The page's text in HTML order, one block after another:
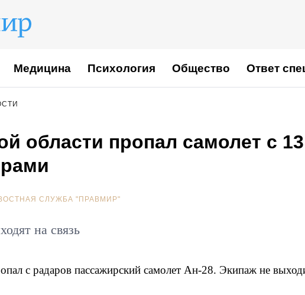
Медицина Психология Общество Ответ
области пропал самолет с 13
СЛУЖБА "ПРАВМИР"
на связь
с радаров пассажирский самолет Ан-28. Экипаж не